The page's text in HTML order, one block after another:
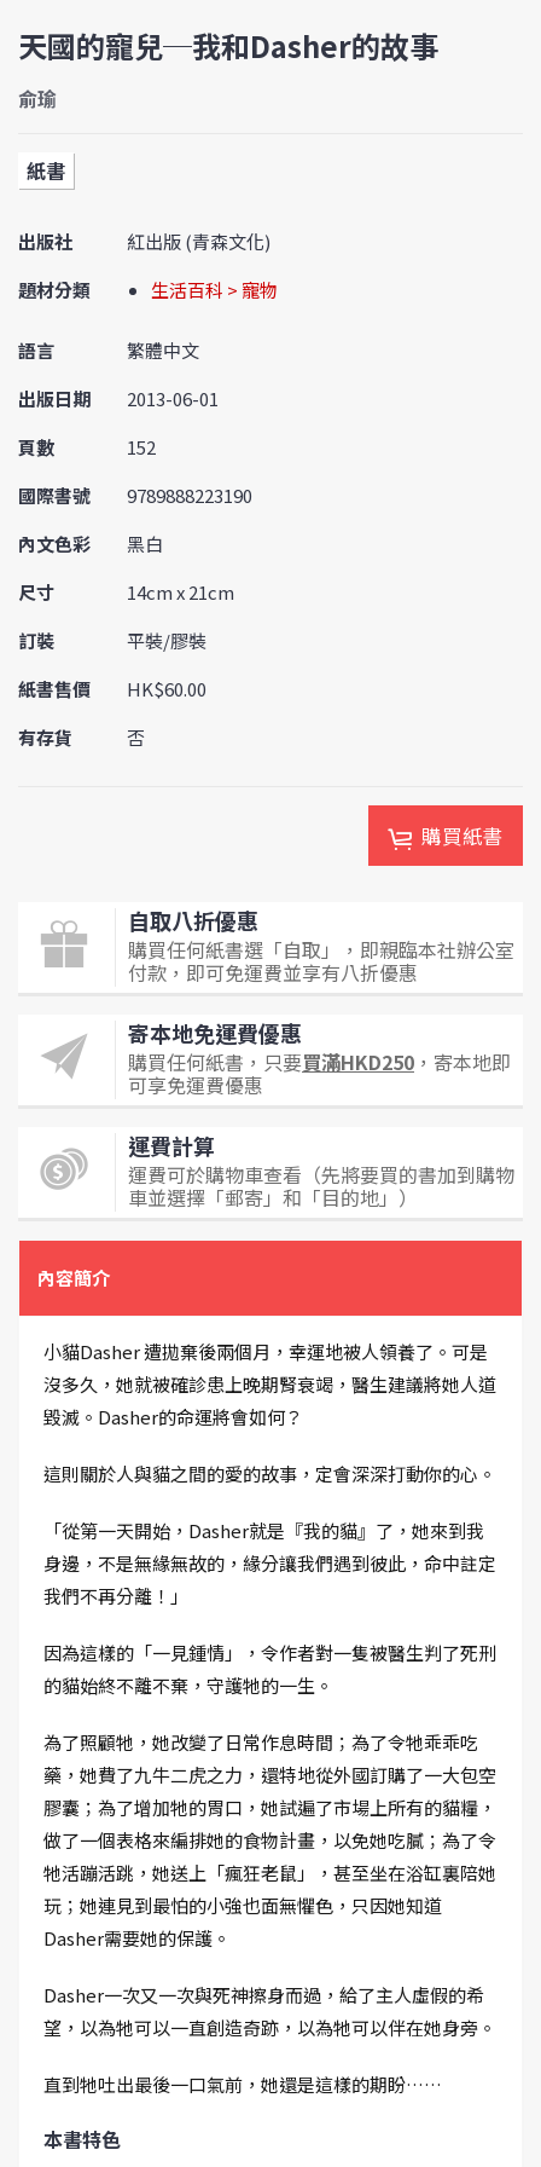
天國的寵兒─我和Dasher的故事
俞瑜
紙書
出版社
紅出版 (青森文化)
題材分類
生活百科 > 寵物
語言
繁體中文
出版日期
2013-06-01
頁數
152
國際書號
9789888223190
內文色彩
黑白
尺寸
14cm x 21cm
訂裝
平裝/膠裝
紙書售價
HK$60.00
有存貨
否
購買紙書
自取八折優惠
購買任何紙書選「自取」，即親臨本社辦公室
付款，即可免運費並享有八折優惠
寄本地免運費優惠
購買任何紙書，只要買滿HKD250 ，寄本地即
可享免運費優惠
運費計算
運費可於購物車查看（先將要買的書加到購物
車並選擇「郵寄」和「目的地」）
內容簡介
小貓Dasher 遭拋棄後兩個月，幸運地被人領養了。可是
沒多久，她就被確診患上晚期腎衰竭，醫生建議將她人道
毀滅。Dasher的命運將會如何？
這則關於人與貓之間的愛的故事，定會深深打動你的心。
「從第一天開始，Dasher就是『我的貓』了，她來到我
身邊，不是無緣無故的，緣分讓我們遇到彼此，命中註定
我們不再分離！」
因為這樣的「一見鍾情」，令作者對一隻被醫生判了死刑
的貓始終不離不棄，守護牠的一生。
為了照顧牠，她改變了日常作息時間；為了令牠乖乖吃
藥，她費了九牛二虎之力，還特地從外國訂購了一大包空
膠囊；為了增加牠的胃口，她試遍了市場上所有的貓糧，
做了一個表格來編排她的食物計畫，以免她吃膩；為了令
牠活蹦活跳，她送上「瘋狂老鼠」，甚至坐在浴缸裏陪她
玩；她連見到最怕的小強也面無懼色，只因她知道
Dasher需要她的保護。
Dasher一次又一次與死神擦身而過，給了主人虛假的希
望，以為牠可以一直創造奇跡，以為牠可以伴在她身旁。
直到牠吐出最後一口氣前，她還是這樣的期盼……
本書特色